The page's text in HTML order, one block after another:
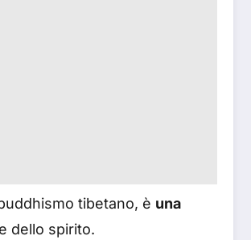
tibetano, è una
dello spirito.